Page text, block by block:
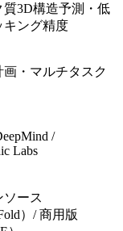
質3D構造予測・低
キング精度
画・マルチタスク
/
Labs
ソース
）/ 商用版